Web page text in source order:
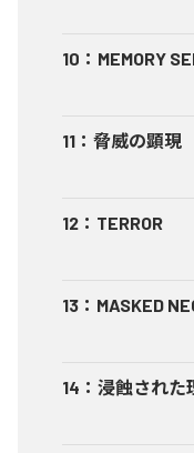
10 ： MEMORY
11 ： 脅威の顕現
12 ： TERROR
13 ： MASKED
14 ： 浸蝕された